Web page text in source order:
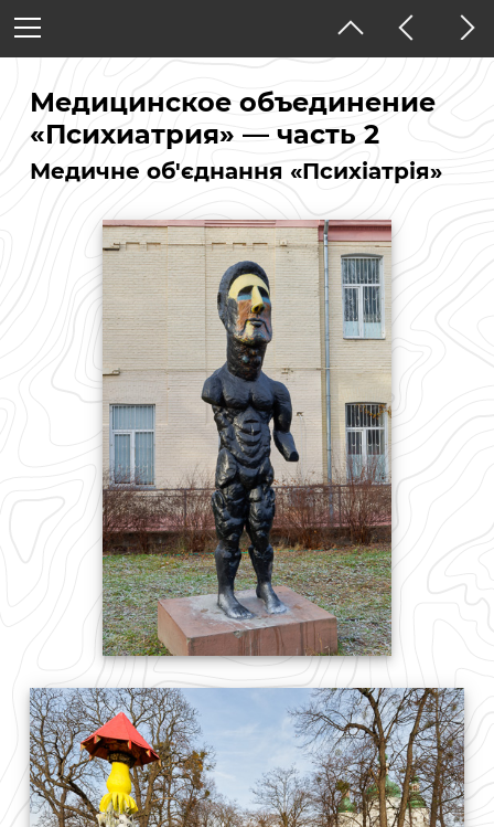
Улицы и дома
Тёмная тема
Медицинское объединение
«Психиатрия» — часть 2
Медичне об'єднання «Психіатрія»